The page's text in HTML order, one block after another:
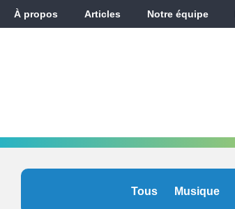
À propos Articles Notre équipe
Tous Musique